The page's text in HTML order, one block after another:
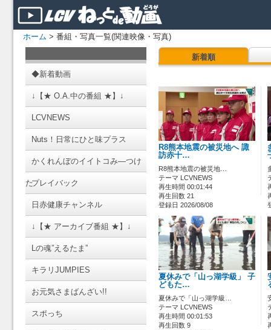
ホーム > 番組・写真一覧(関連映像・写真)
◆新着動画
↓【★ O.A.中の番組 ★】↓
LCVNEWS
Nuts！日常にひと味プラス
かくれんぼのイイトコみ―つけ
たプレイバック
日赤健康チャンネル
↓【★ アーカイブ番組 ★】↓
Lの魂”えるたま”
キラリJUMPIES
お元気さまばんざい!!
スポっち
新着順
R8熊本地震の被災地へ 諏
訪赤十…
R8熊本地震の被災地…
テーマ LCVNEWS
再生時間 00:01:44
再生回数 21
登録日 2026/08/08
夏休みで「山っ湖学級」 子
どもた…
夏休みで「山っ湖学級…
テーマ LCVNEWS
再生時間 00:01:53
再生回数 9